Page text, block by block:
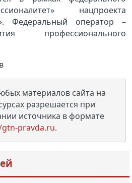
нацпроекта
Федеральный оператор –
профессионального
материалов сайта на
разрешается при
источника в формате
pravda.ru.